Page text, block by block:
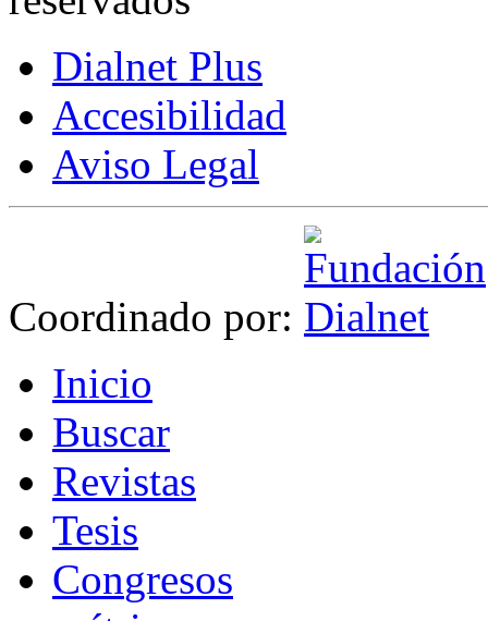
Dialnet Plus
Accesibilidad
Aviso Legal
Coordinado por:
Inicio
Buscar
Revistas
Tesis
Congresos